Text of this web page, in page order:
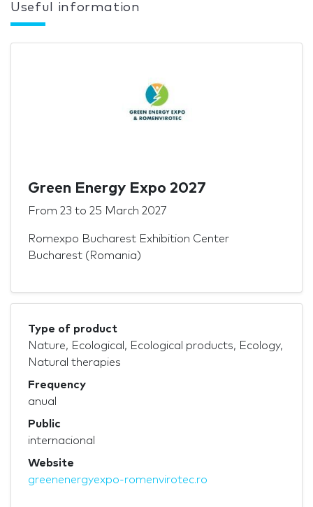
Useful information
Green Energy Expo 2027
From 23 to 25 March 2027
Romexpo Bucharest Exhibition Center
Bucharest (Romania)
Type of product
Nature, Ecological, Ecological products, Ecology,
Natural therapies
Frequency
anual
Public
internacional
Website
greenenergyexpo-romenvirotec.ro